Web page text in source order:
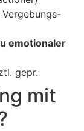
emotionaler
gepr.
mit